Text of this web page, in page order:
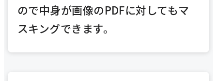
ので中身が画像のPDFに対してもマ
スキングできます。